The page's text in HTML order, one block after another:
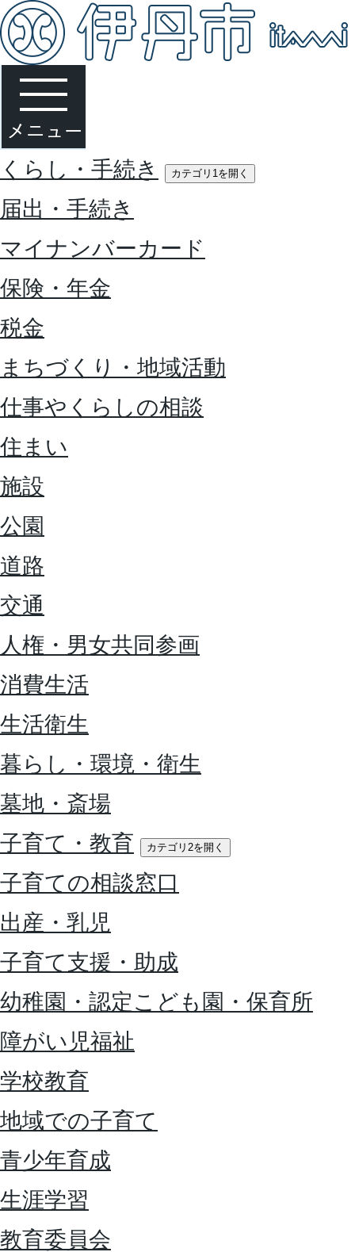
くらし・手続き カテゴリ1を開く
届出・手続き
マイナンバーカード
保険・年金
税金
まちづくり・地域活動
仕事やくらしの相談
住まい
施設
公園
道路
交通
人権・男女共同参画
消費生活
生活衛生
暮らし・環境・衛生
墓地・斎場
子育て・教育
カテゴリ2を開く
子育ての相談窓口
出産・乳児
子育て支援・助成
幼稚園・認定こども園・保育所
障がい児福祉
学校教育
地域での子育て
青少年育成
生涯学習
教育委員会